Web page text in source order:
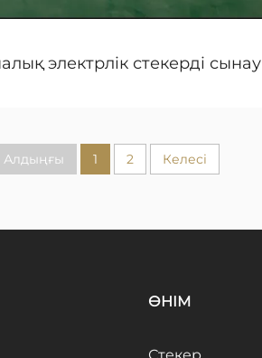
электрлік стекерді сынау
Алдыңғы 1 2 Келесі
ӨНІМ